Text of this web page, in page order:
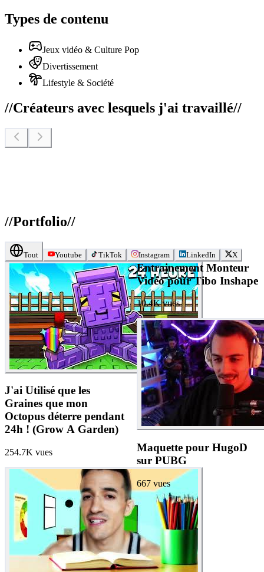
Types de contenu
Jeux vidéo & Culture Pop
Divertissement
Lifestyle & Société
//Créateurs avec lesquels j'ai travaillé//
//Portfolio//
Tout Youtube TikTok Instagram LinkedIn X
J'ai Utilisé que les
Graines que mon
Octopus déterre pendant
24h ! (Grow A Garden)
254.7K vues
Entrainement Monteur
Vidéo pour Tibo Inshape
10.4K vues
Maquette pour HugoD
sur PUBG
667 vues